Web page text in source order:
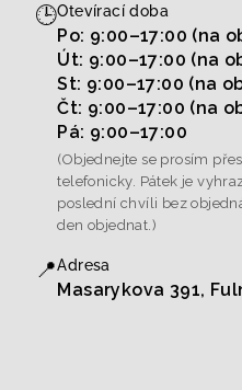
🕒Otevírací doba
Po: 9:00–17:00 (na
Út: 9:00–17:00 (na
St: 9:00–17:00 (na
Čt: 9:00–17:00 (na
Pá: 9:00–17:00
(Objednejte se prosím
telefonicky. Pátek je
poslední chvíli bez
den objednat.)
📍Adresa
Masarykova 391,